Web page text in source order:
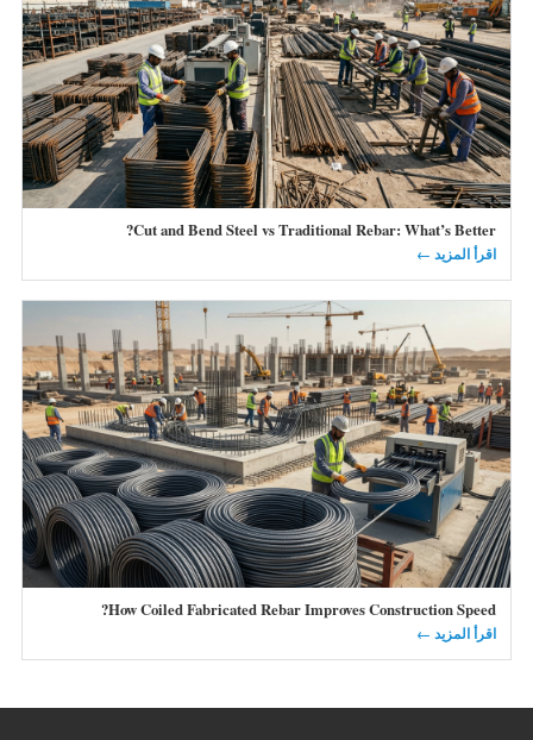
Cut and Bend Steel vs Traditional Rebar: What’s Better?
اقرأ المزيد ←
How Coiled Fabricated Rebar Improves Construction Speed?
اقرأ المزيد ←